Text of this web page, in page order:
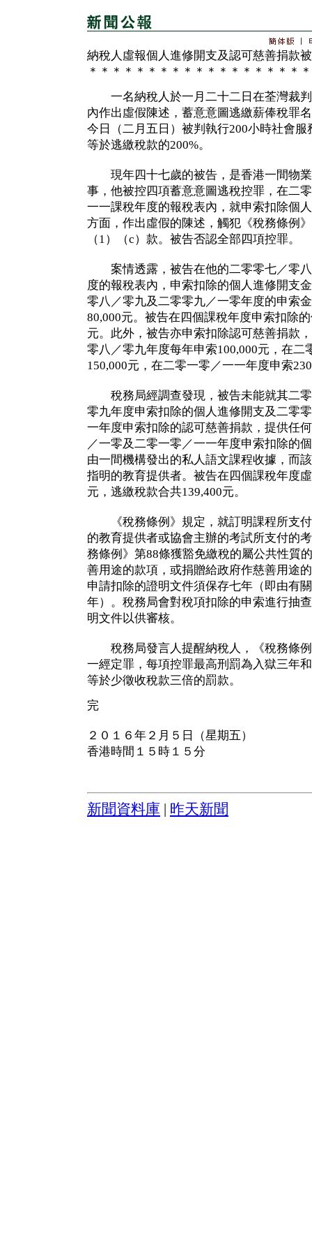
納稅人虛報個人進修開支及認可慈善捐款
＊＊＊＊＊＊＊＊＊＊＊＊＊＊＊＊＊＊
一名納稅人於一月二十二日在荃灣裁判
內作出虛假陳述，蓄意意圖逃繳薪俸稅罪
今日（二月五日）被判執行200小時社會服
等於逃繳稅款的200%。
現年四十七歲的被告，是香港一間物業
事，他被控四項蓄意意圖逃稅控罪，在二
一一課稅年度的報稅表內，就申索扣除個
方面，作出虛假的陳述，觸犯《稅務條例
（1）（c）款。被告否認全部四項控罪。
案情透露，被告在他的二零零七／零八
度的報稅表內，申索扣除的個人進修開支
零八／零九及二零零九／一零年度的申索
80,000元。被告在四個課稅年度申索扣除
元。此外，被告亦申索扣除認可慈善捐款
零八／零九年度每年申索100,000元，在二
150,000元，在二零一零／一一年度申索
稅務局經調查發現，被告未能就其二零
零九年度申索扣除的個人進修開支及二零
一年度申索扣除的認可慈善捐款，提供任
／一零及二零一零／一一年度申索扣除的
由一間機構發出的私人語文課程收據，而
指明的教育提供者。被告在四個課稅年度
元，逃繳稅款合共139,400元。
《稅務條例》規定，就訂明課程所支付
的教育提供者或協會主辦的考試所支付的
務條例》第88條獲豁免繳稅的屬公共性質
善用途的款項，或捐贈給政府作慈善用途
申請扣除的證明文件須保存七年（即由有
年）。稅務局會對稅項扣除的申索進行抽
明文件以供審核。
稅務局發言人提醒納稅人，《稅務條例
一經定罪，每項控罪最高刑罰為入獄三年
等於少徵收稅款三倍的罰款。
完
２０１６年２月５日（星期五）
香港時間１５時１５分
新聞資料庫 昨天新聞